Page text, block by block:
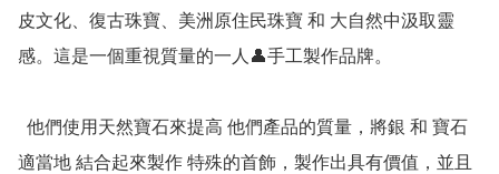
皮文化、復古珠寶、美洲原住民珠寶 和 大自然中汲取靈
感。這是一個重視質量的一人👤手工製作品牌。
適當地 結合起來製作 特殊的首飾，製作出具有價值，並且